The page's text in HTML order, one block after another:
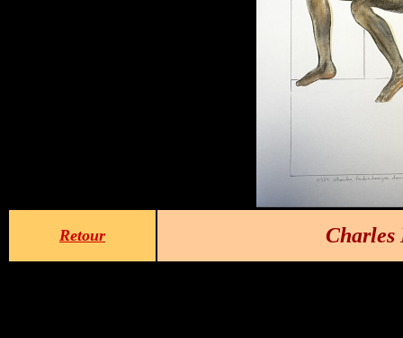
Retour Charles